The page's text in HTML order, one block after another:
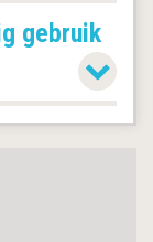
gebruik